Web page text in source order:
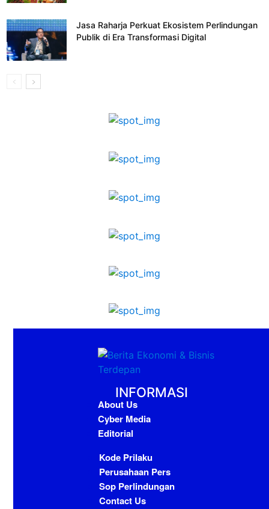
Jasa Raharja Perkuat Ekosistem Perlindungan
Publik di Era Transformasi Digital
INFORMASI
About Us
Cyber Media
Editorial
Kode Prilaku
Perusahaan Pers
Sop Perlindungan
Contact Us